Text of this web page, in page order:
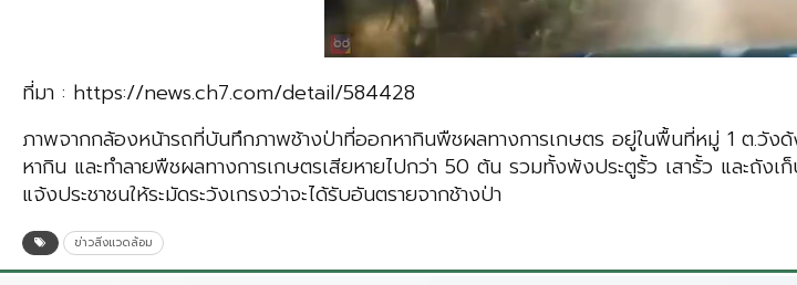
ที่มา : https://news.ch7.com/detail/584428
ภาพจากกล้องหน้ารถที่บันทึกภาพช้างป่าที่ออกหากินพืชผลทางการเกษตร อยู่ในพื้นที่หมู่ 1 ต.วัง
หากิน และทำลายพืชผลทางการเกษตรเสียหายไปกว่า 50 ต้น รวมทั้งพังประตูรั้ว เสารั้ว และถังเ
แจ้งประชาชนให้ระมัดระวังเกรงว่าจะได้รับอันตรายจากช้างป่า
ข่าวสิ่งแวดล้อม